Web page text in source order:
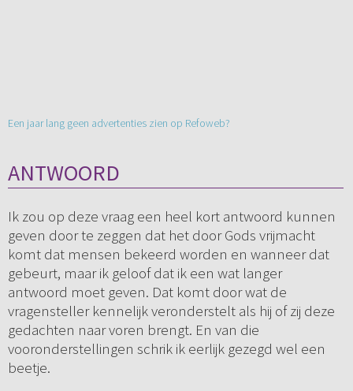
Een jaar lang geen advertenties zien op Refoweb?
ANTWOORD
Ik zou op deze vraag een heel kort antwoord kunnen
geven door te zeggen dat het door Gods vrijmacht
komt dat mensen bekeerd worden en wanneer dat
gebeurt, maar ik geloof dat ik een wat langer
antwoord moet geven. Dat komt door wat de
vragensteller kennelijk veronderstelt als hij of zij deze
gedachten naar voren brengt. En van die
vooronderstellingen schrik ik eerlijk gezegd wel een
beetje.